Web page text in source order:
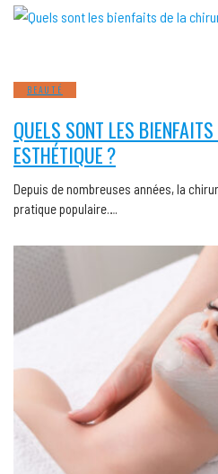
BEAUTÉ
QUELS SONT LES
ESTHÉTIQUE ?
Depuis de nombreuses années, la
pratique populaire….